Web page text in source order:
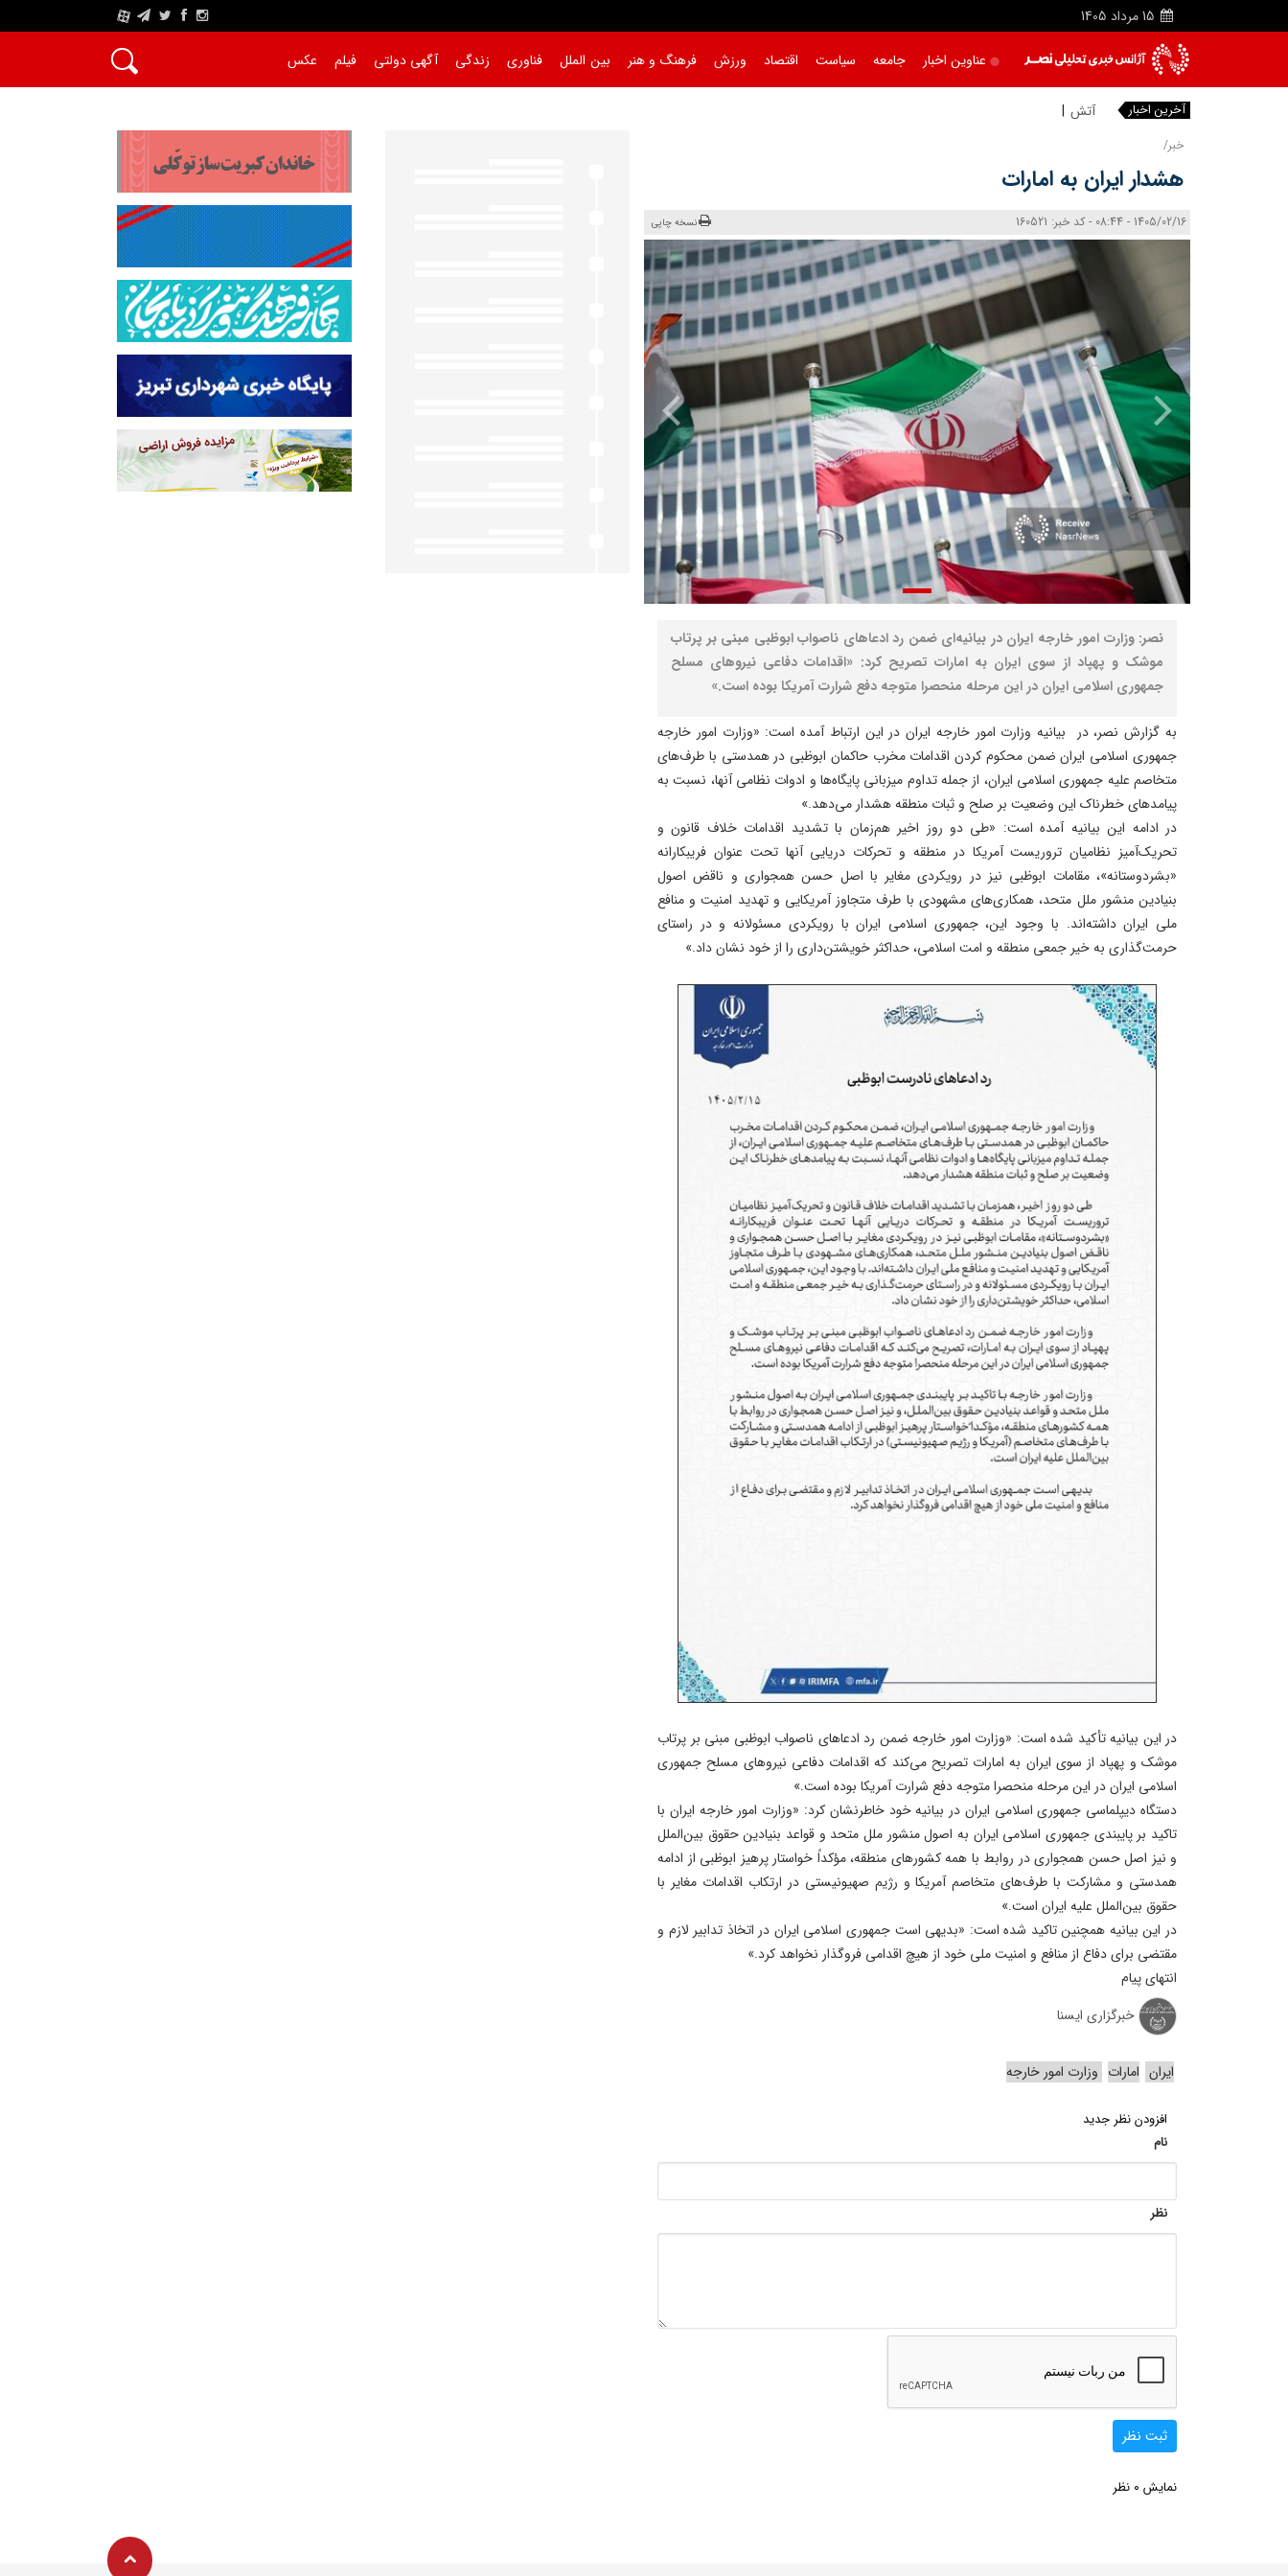
15 مرداد 1405
A
عناوین اخبار جامعه سیاست اقتصاد ورزش فرهنگ و هنر بین الملل فناوری زندگی آگهی دولتی فیلم عکس
آخرین اخبار آتش‌ سوزی واح
خبر/
هشدار ایران به امارات
1405/02/16 - 08:44 - کد خبر: 160521 نسخه چاپی
نصر: وزارت امور خارجه ایران در بیانیه‌ای ضمن رد ادعاهای ناصواب ابوظبی مبنی بر پرتاب
موشک و پهپاد از سوی ایران به امارات تصریح کرد: «اقدامات دفاعی نیروهای مسلح
جمهوری اسلامی ایران در این مرحله منحصرا متوجه دفع شرارت آمریکا بوده است.»
به گزارش نصر، در بیانیه وزارت امور خارجه ایران در این ارتباط آمده است: «وزارت امور خارجه
جمهوری اسلامی ایران ضمن محکوم کردن اقدامات مخرب حاکمان ابوظبی در همدستی با طرف‌های
متخاصم علیه جمهوری اسلامی ایران، از جمله تداوم میزبانی پایگاه‌ها و ادوات نظامی آنها، نسبت به
پیامدهای خطرناک این وضعیت بر صلح و ثبات منطقه هشدار می‌دهد.»
در ادامه این بیانیه آمده است: «طی دو روز اخیر هم‌زمان با تشدید اقدامات خلاف قانون و
تحریک‌آمیز نظامیان تروریست آمریکا در منطقه و تحرکات دریایی آنها تحت عنوان فریبکارانه
«بشردوستانه»، مقامات ابوظبی نیز در رویکردی مغایر با اصل حسن همجواری و ناقض اصول
بنیادین منشور ملل متحد، همکاری‌های مشهودی با طرف متجاوز آمریکایی و تهدید امنیت و منافع
ملی ایران داشته‌اند. با وجود این، جمهوری اسلامی ایران با رویکردی مسئولانه و در راستای
حرمت‌گذاری به خیر جمعی منطقه و امت اسلامی، حداکثر خویشتن‌داری را از خود نشان داد.»
در این بیانیه تأکید شده است: «وزارت امور خارجه ضمن رد ادعاهای ناصواب ابوظبی مبنی بر پرتاب
موشک و پهپاد از سوی ایران به امارات تصریح می‌کند که اقدامات دفاعی نیروهای مسلح جمهوری
اسلامی ایران در این مرحله منحصرا متوجه دفع شرارت آمریکا بوده است.»
دستگاه دیپلماسی جمهوری اسلامی ایران در بیانیه خود خاطرنشان کرد: «وزارت امور خارجه ایران با
تاکید بر پایبندی جمهوری اسلامی ایران به اصول منشور ملل متحد و قواعد بنیادین حقوق بین‌الملل
و نیز اصل حسن همجواری در روابط با همه کشورهای منطقه، مؤکداً خواستار پرهیز ابوظبی از ادامه
همدستی و مشارکت با طرف‌های متخاصم آمریکا و رژیم صهیونیستی در ارتکاب اقدامات مغایر با
حقوق بین‌الملل علیه ایران است.»
در این بیانیه همچنین تاکید شده است: «بدیهی است جمهوری اسلامی ایران در اتخاذ تدابیر لازم و
مقتضی برای دفاع از منافع و امنیت ملی خود از هیچ اقدامی فروگذار نخواهد کرد.»
انتهای پیام
خبرگزاری ایسنا
ایران امارات وزارت امور خارجه
افزودن نظر جدید
نام
نظر
ثبت نظر
نمایش 0 نظر